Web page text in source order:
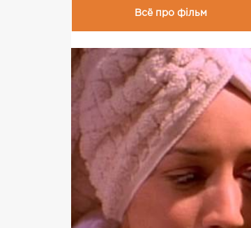
Всё про фільм